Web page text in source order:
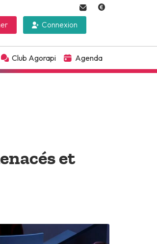
Connexion
Club Agorapi Agenda
et